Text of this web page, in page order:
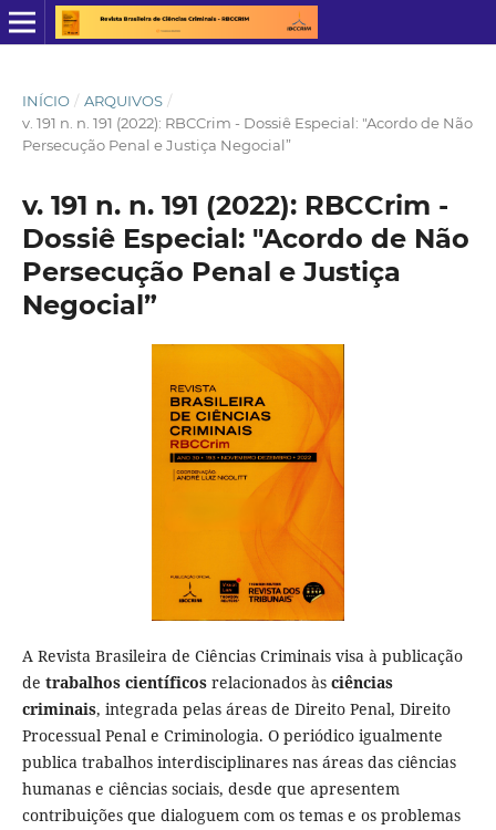
INÍCIO / ARQUIVOS /
v. 191 n. n. 191 (2022): RBCCrim - Dossiê Especial: "Acordo de Não
Persecução Penal e Justiça Negocial”
v. 191 n. n. 191 (2022): RBCCrim -
Dossiê Especial: "Acordo de Não
Persecução Penal e Justiça
Negocial”
A Revista Brasileira de Ciências Criminais visa à publicação
de trabalhos científicosrelacionados às ciências
criminais, integrada pelas áreas de Direito Penal, Direito
Processual Penal e Criminologia. O periódico igualmente
publica trabalhos interdisciplinares nas áreas das ciências
humanas e ciências sociais, desde que apresentem
contribuições que dialoguem com os temas e os problemas